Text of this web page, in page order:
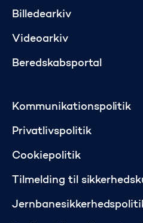
Billedearkiv
Videoarkiv
Beredskabsportal
Kommunikationspolitik
Privatlivspolitik
Cookiepolitik
Tilmelding til